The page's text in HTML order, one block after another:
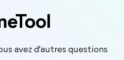
avez d'autres questions